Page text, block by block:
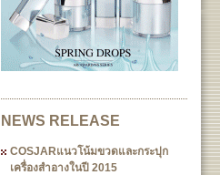
NEWS RELEASE
COSJARแนวโน้มขวดและกระปุก
เครื่องสำอางในปี 2015